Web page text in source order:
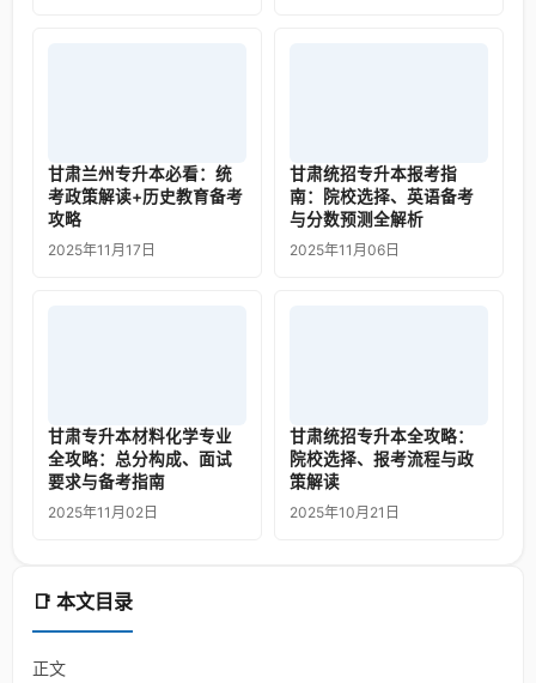
📑 本文目录
正文
甘肃兰州专升本必看：统
考政策解读+历史教育备考
攻略
2025年11月17日
甘肃统招专升本报考指
南：院校选择、英语备考
与分数预测全解析
2025年11月06日
甘肃专升本材料化学专业
全攻略：总分构成、面试
要求与备考指南
2025年11月02日
甘肃统招专升本全攻略：
院校选择、报考流程与政
策解读
2025年10月21日